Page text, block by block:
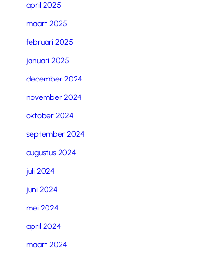
april 2025
maart 2025
februari 2025
januari 2025
december 2024
november 2024
oktober 2024
september 2024
augustus 2024
juli 2024
juni 2024
mei 2024
april 2024
maart 2024